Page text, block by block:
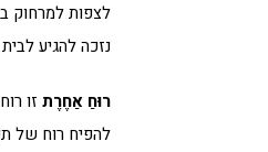
לצפות למרחוק
נזכה להגיע
רוּחַ אַחֶרֶת זו
להפיח רוח של